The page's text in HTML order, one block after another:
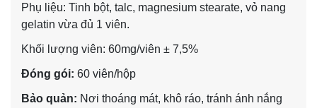
Phụ liệu: Tinh bột, talc, magnesium stearate, vỏ nang
gelatin vừa đủ 1 viên.
Khối lượng viên: 60mg/viên ± 7,5%
Đóng gói: 60 viên/hộp
Bảo quản: Nơi thoáng mát, khô ráo, tránh ánh nắng